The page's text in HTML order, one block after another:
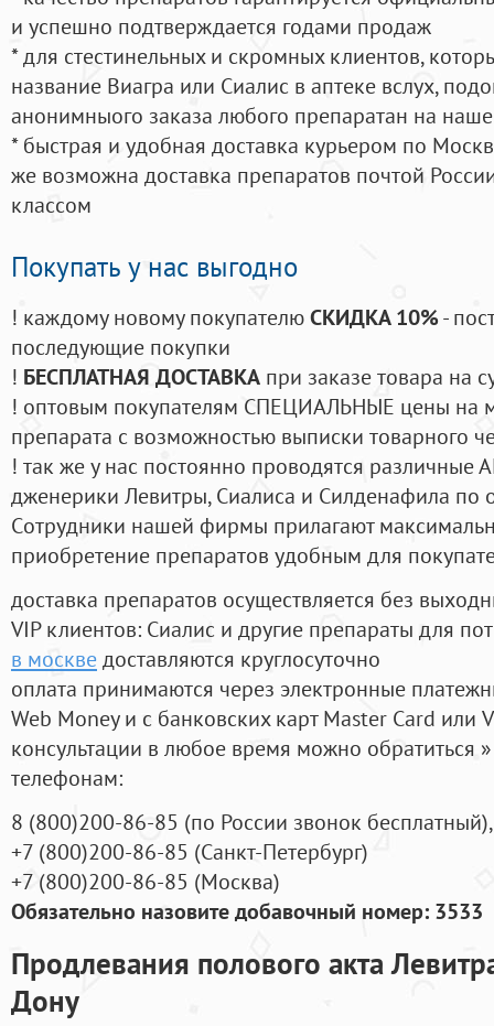
и успешно подтверждается годами продаж
* для стестинельных и скромных клиентов,
название Виагра или Сиалис в аптеке вслух,
анонимныого заказа любого препаратан на
* быстрая и удобная доставка курьером по
же возможна доставка препаратов почтой
классом
Покупать у нас выгодно
! каждому новому покупателюСКИДКА 10%-
последующие покупки
! БЕСПЛАТНАЯ ДОСТАВКА при заказе товара на
! оптовым покупателям СПЕЦИАЛЬНЫЕ цены на
препарата с возможностью выписки товарного
! так же у нас постоянно проводятся
дженерики Левитры, Сиалиса и Силденафила по
Cотрудники нашей фирмы прилагают
приобретение препаратов удобным для
доставка препаратов осуществляется без
VIP клиентов: Сиалис и другие препараты для
в москведоставляются круглосуточно
оплата принимаются через электронные
Web Money и с банковских карт Master Card или
консультации в любое время можно обратиться
телефонам:
8 (800)200-86-85 (по России звонок бесплатный),
+7 (800)200-86-85 (Санкт-Петербург)
+7 (800)200-86-85 (Москва)
Обязательно назовите добавочный номер: 3533
Продлевания полового акта
Дону